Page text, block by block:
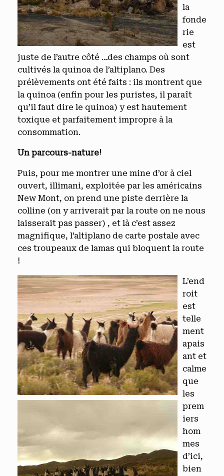
la
fonde
rie
est
juste de l’autre côté …des champs où sont
cultivés la quinoa de l’altiplano. Des
prélèvements ont été faits : ils montrent que
la quinoa (enfin pour les puristes, il paraît
qu’il faut dire le quinoa) y est hautement
toxique et parfaitement impropre à la
consommation.
Un parcours-nature!
Puis, pour me montrer une mine d’or à ciel
ouvert, illimani, exploitée par les américains
New Mont, on prend une piste derrière la
colline (on y arriverait par la route on ne nous
laisserait pas passer) , et là c’est assez
magnifique, l’altiplano de carte postale avec
ces troupeaux de lamas qui bloquent la route
!
L’end
roit
est
telle
ment
apais
ant et
calme
que
les
prem
iers
hom
mes
d’ici,
bien